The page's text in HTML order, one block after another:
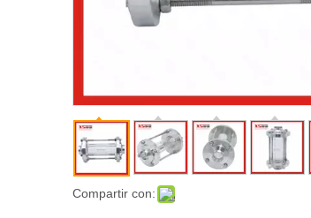
Compartir con: